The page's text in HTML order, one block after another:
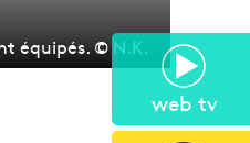
web tv
équipés. © N.K.